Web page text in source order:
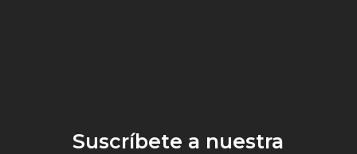
Suscríbete a nuestra